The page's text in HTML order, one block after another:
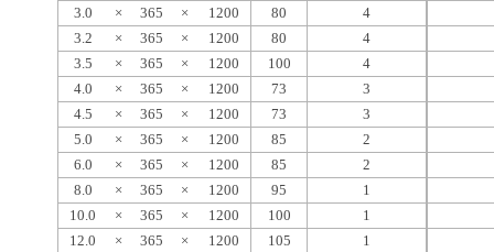
3.0
× 365 × 1200 80
4
3.2
× 365 × 1200 80
4
3.5
× 365 × 1200 100
4
4.0
× 365 × 1200 73
3
4.5
× 365 × 1200 73
3
5.0
× 365 × 1200 85
2
6.0
× 365 × 1200 85
2
8.0
× 365 × 1200 95
1
10.0
× 365 × 1200 100
1
12.0
× 365 × 1200 105
1